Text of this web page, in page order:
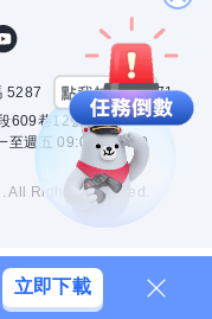
閉
5287
許可證字號 2571
609巷12號10樓
至週五 09:00 - 18:00
All Rights Reserved.
立即下載